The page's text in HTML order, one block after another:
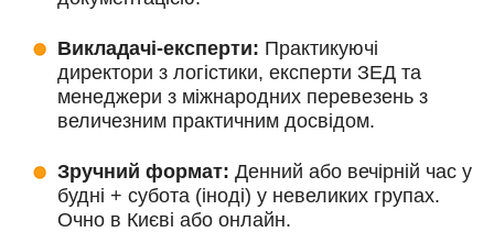
Викладачі-експерти: Практикуючі
директори з логістики, експерти ЗЕД та
менеджери з міжнародних перевезень з
величезним практичним досвідом.
Зручний формат: Денний або вечірній час у
будні + субота (іноді) у невеликих групах.
Очно в Києві або онлайн.